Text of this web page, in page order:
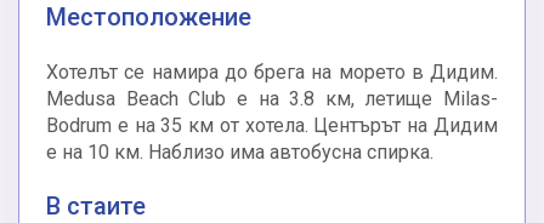
Местоположение
Хотелът се намира до брега на морето в Дидим.
Medusa Beach Club е на 3.8 км, летище Milas-
Bodrum е на 35 км от хотела. Центърът на Дидим
е на 10 км. Наблизо има автобусна спирка.
В стаите